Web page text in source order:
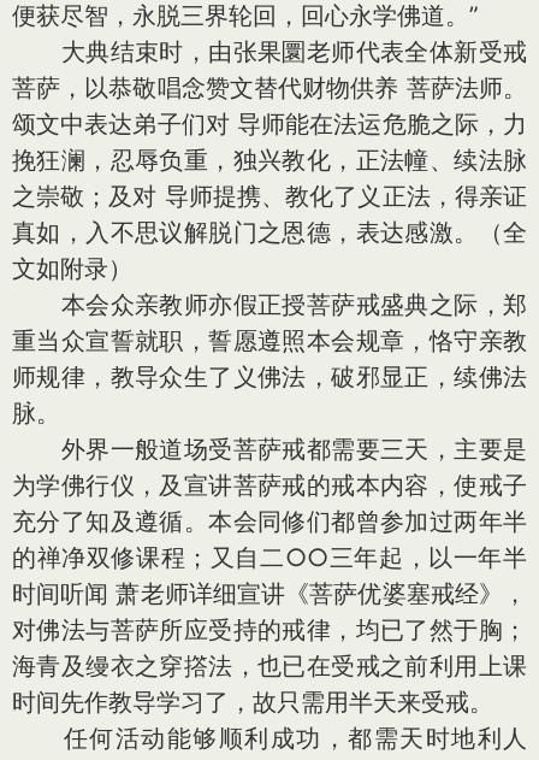
便获尽智，永脱三界轮回，回心永学佛道。”
大典结束时，由张果圜老师代表全体新受戒
菩萨，以恭敬唱念赞文替代财物供养 菩萨法师。
颂文中表达弟子们对 导师能在法运危脆之际，力
挽狂澜，忍辱负重，独兴教化，正法幢、续法脉
之崇敬；及对 导师提携、教化了义正法，得亲证
真如，入不思议解脱门之恩德，表达感激。（全
文如附录）
本会众亲教师亦假正授菩萨戒盛典之际，郑
重当众宣誓就职，誓愿遵照本会规章，恪守亲教
师规律，教导众生了义佛法，破邪显正，续佛法
脉。
外界一般道场受菩萨戒都需要三天，主要是
为学佛行仪，及宣讲菩萨戒的戒本内容，使戒子
充分了知及遵循。本会同修们都曾参加过两年半
的禅净双修课程；又自二○○三年起，以一年半
时间听闻 萧老师详细宣讲《菩萨优婆塞戒经》，
对佛法与菩萨所应受持的戒律，均已了然于胸；
海青及缦衣之穿撘法，也已在受戒之前利用上课
时间先作教导学习了，故只需用半天来受戒。
任何活动能够顺利成功，都需天时地利人